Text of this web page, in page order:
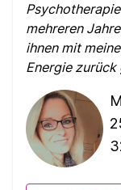
mehreren
ihnen mit
Energie zurück